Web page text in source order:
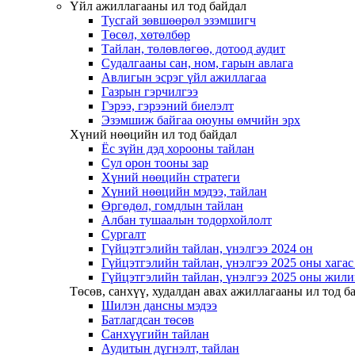
Үйл ажиллагааны ил тод байдал
Тусгай зөвшөөрөл эзэмшигч
Төсөл, хөтөлбөр
Тайлан, төлөвлөгөө, дотоод аудит
Судалгааны сан, ном, гарын авлага
Авлигын эсрэг үйл ажиллагаа
Газрын гэрчилгээ
Гэрээ, гэрээний биелэлт
Эзэмшиж байгаа оюуны өмчийн эрх
Хүний нөөцийн ил тод байдал
Ёс зүйн дэд хорооны тайлан
Сул орон тооны зар
Хүний нөөцийн стратеги
Хүний нөөцийн мэдээ, тайлан
Өргөдөл, гомдлын тайлан
Албан тушаалын тодорхойлолт
Сургалт
Гүйцэтгэлийн тайлан, үнэлгээ 2024 он
Гүйцэтгэлийн тайлан, үнэлгээ 2025 оны
Гүйцэтгэлийн тайлан, үнэлгээ 2025 оны
Төсөв, санхүү, худалдан авах ажиллагааны ил тод
Шилэн дансны мэдээ
Батлагдсан төсөв
Санхүүгийн тайлан
Аудитын дүгнэлт, тайлан